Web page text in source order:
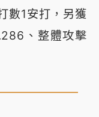
數1安打，另獲
、整體攻擊